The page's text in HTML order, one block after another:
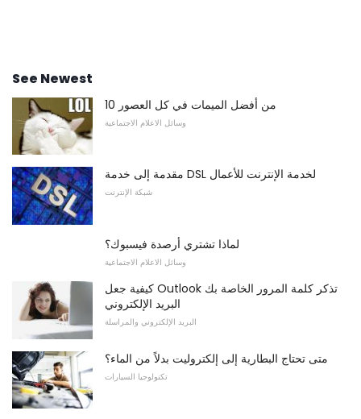
See Newest
10 من أفضل الميمات في كل العصور
وسائل الاعلام الاجتماعية
مقدمة إلى خدمة DSL لخدمة الإنترنت للأعمال
شبكة الإنترنت
لماذا تشتري أرصدة فيسبوك؟
وسائل الاعلام الاجتماعية
كيفية جعل Outlook تذكر كلمة المرور الخاصة بك
البريد الإلكتروني
البريد الإلكتروني والمراسلة
متى تحتاج البطارية إلى إلكتروليت بدلاً من الماء؟
تكنولوجيا السيارات